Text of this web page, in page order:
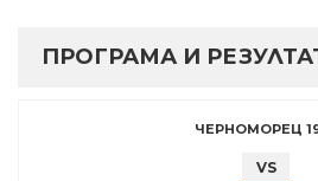
ПРОГРАМА И
ЧЕРНОМОРЕЦ
VS